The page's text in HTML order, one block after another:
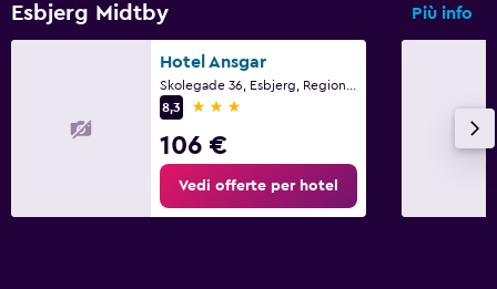
Esbjerg Midtby Più info
Hotel Ansgar
8,3
3 stelle
106 €
Vedi offerte per hotel